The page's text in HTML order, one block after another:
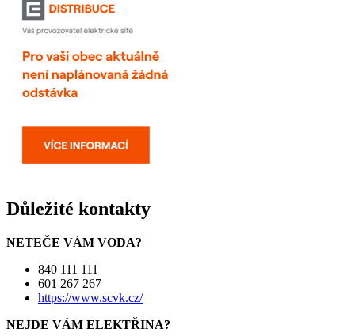
Důležité kontakty
NETEČE VÁM VODA?
840 111 111
601 267 267
https://www.scvk.cz/
NEJDE VÁM ELEKTŘINA?